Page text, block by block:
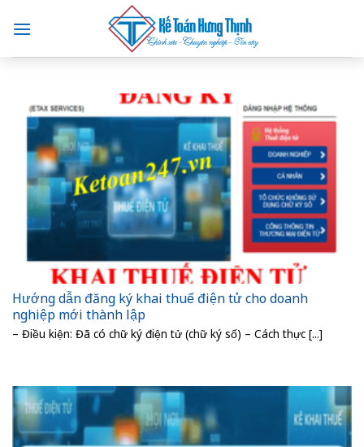
content
Hướng dẫn đăng ký khai thuế điện tử cho doanh
nghiệp mới thành lập
– Điều kiện: Đã có chữ ký điện tử (chữ ký số) – Cách thực [...]